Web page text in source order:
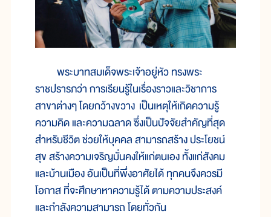
พระบาทสมเด็จพระเจ้าอยู่หัว ทรงพระ
ราชปรารภว่า การเรียนรู้ในเรื่องราวและวิชาการ
สาขาต่างๆ โดยกว้างขวาง เป็นเหตุให้เกิดความรู้
ความคิด และความฉลาด ซึ่งเป็นปัจจัยสำคัญที่สุด
สำหรับชีวิต ช่วยให้บุคคล สามารถสร้าง ประโยชน์
สุข สร้างความเจริญมั่นคงให้แก่ตนเอง ทั้งแก่สังคม
และบ้านเมือง อันเป็นที่พึ่งอาศัยได้ ทุกคนจึงควรมี
โอกาส ที่จะศึกษาหาความรู้ได้ ตามความประสงค์
และกำลังความสามารถ โดยทั่วกัน